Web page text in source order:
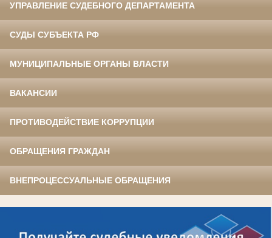
УПРАВЛЕНИЕ СУДЕБНОГО ДЕПАРТАМЕНТА
СУДЫ СУБЪЕКТА РФ
МУНИЦИПАЛЬНЫЕ ОРГАНЫ ВЛАСТИ
ВАКАНСИИ
ПРОТИВОДЕЙСТВИЕ КОРРУПЦИИ
ОБРАЩЕНИЯ ГРАЖДАН
ВНЕПРОЦЕССУАЛЬНЫЕ ОБРАЩЕНИЯ